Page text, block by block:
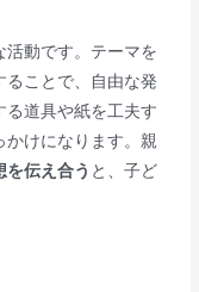
活動です。テーマを
ことで、自由な発
道具や紙を工夫す
かけになります。親
を伝え合う と、子ど